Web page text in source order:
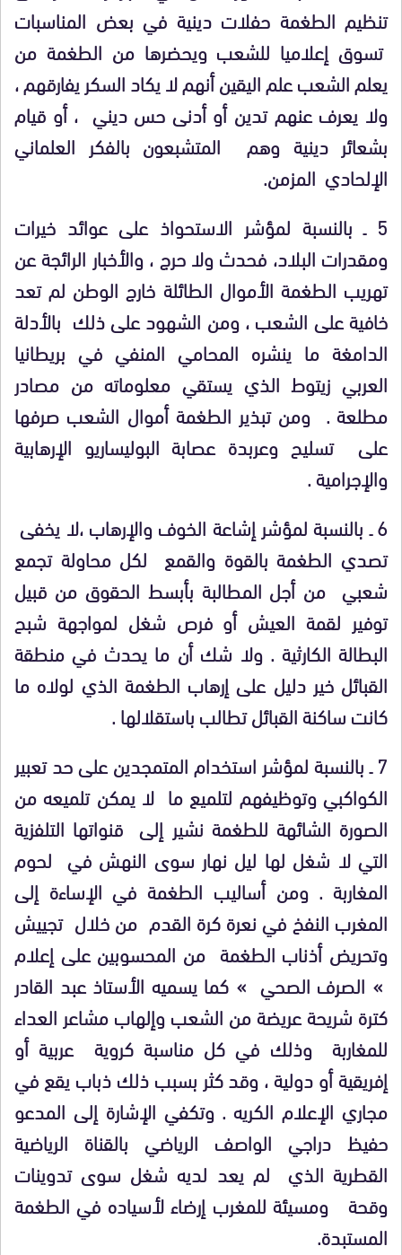
تنظيم الطغمة حفلات دينية في بعض المناسبات
تسوق إعلاميا للشعب ويحضرها من الطغمة من
يعلم الشعب علم اليقين أنهم لا يكاد السكر يفارقهم ،
ولا يعرف عنهم تدين أو أدنى حس ديني ، أو قيام
بشعائر دينية وهم المتشبعون بالفكر العلماني
الإلحادي المزمن.
5 ـ بالنسبة لمؤشر الاستحواذ على عوائد خيرات
ومقدرات البلاد، فحدث ولا حرج ، والأخبار الرائجة عن
تهريب الطغمة الأموال الطائلة خارج الوطن لم تعد
خافية على الشعب ، ومن الشهود على ذلك بالأدلة
الدامغة ما ينشره المحامي المنفي في بريطانيا
العربي زيتوط الذي يستقي معلوماته من مصادر
مطلعة . ومن تبذير الطغمة أموال الشعب صرفها
على تسليح وعربدة عصابة البوليساريو الإرهابية
والإجرامية .
6 ـ بالنسبة لمؤشر إشاعة الخوف والإرهاب ،لا يخفى
تصدي الطغمة بالقوة والقمع لكل محاولة تجمع
شعبي من أجل المطالبة بأبسط الحقوق من قبيل
توفير لقمة العيش أو فرص شغل لمواجهة شبح
البطالة الكارثية . ولا شك أن ما يحدث في منطقة
القبائل خير دليل على إرهاب الطغمة الذي لولاه ما
كانت ساكنة القبائل تطالب باستقلالها .
7 ـ بالنسبة لمؤشر استخدام المتمجدين على حد تعبير
الكواكبي وتوظيفهم لتلميع ما لا يمكن تلميعه من
الصورة الشائهة للطغمة نشير إلى قنواتها التلفزية
التي لا شغل لها ليل نهار سوى النهش في لحوم
المغاربة . ومن أساليب الطغمة في الإساءة إلى
المغرب النفخ في نعرة كرة القدم من خلال تجييش
وتحريض أذناب الطغمة من المحسوبين على إعلام
» الصرف الصحي » كما يسميه الأستاذ عبد القادر
كترة شريحة عريضة من الشعب وإلهاب مشاعر العداء
للمغاربة وذلك في كل مناسبة كروية عربية أو
إفريقية أو دولية ، وقد كثر بسبب ذلك ذباب يقع في
مجاري الإعلام الكريه . وتكفي الإشارة إلى المدعو
حفيظ دراجي الواصف الرياضي بالقناة الرياضية
القطرية الذي لم يعد لديه شغل سوى تدوينات
وقحة ومسيئة للمغرب إرضاء لأسياده في الطغمة
المستبدة.